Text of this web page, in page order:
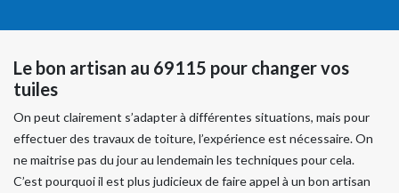
Le bon artisan au 69115 pour changer vos
tuiles
On peut clairement s’adapter à différentes situations, mais pour
effectuer des travaux de toiture, l’expérience est nécessaire. On
ne maitrise pas du jour au lendemain les techniques pour cela.
C’est pourquoi il est plus judicieux de faire appel à un bon artisan